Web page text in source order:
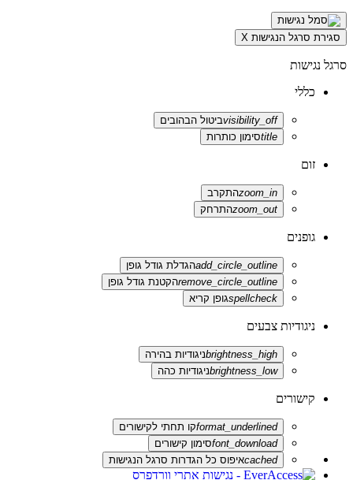
סגירת סרגל הנגישות X
סרגל נגישות
כללי
visibility_offביטול הבהובים
titleסימון כותרות
זום
zoom_inהתקרב
zoom_outהתרחק
גופנים
add_circle_outlineהגדלת גודל גופן
remove_circle_outlineהקטנת גודל גופן
spellcheckגופן קריא
ניגודיות צבעים
brightness_highניגודיות בהירה
brightness_lowניגודיות כהה
קישורים
format_underlinedקו תחתי לקישורים
font_downloadסימון קישורים
cachedאיפוס כל הגדרות סרגל הנגישות